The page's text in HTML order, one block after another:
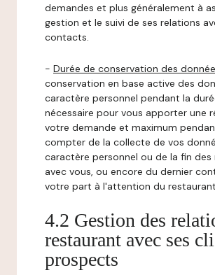
demandes et plus généralement à
gestion et le suivi de ses relations
contacts.
- Durée de conservation des
conservation en base active des
caractère personnel pendant la
nécessaire pour vous apporter une
votre demande et maximum
compter de la collecte de vos
caractère personnel ou de la fin des
avec vous, ou encore du dernier
votre part à l'attention du
4.2 Gestion des
restaurant avec ses
prospects